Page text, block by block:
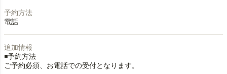
予約方法
電話
追加情報
◾️予約方法
ご予約必須、お電話での受付となります。